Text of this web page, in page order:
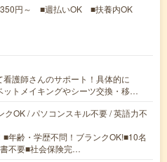
円～ ■週払いOK ■扶養内OK
護師さんのサポート！具体的に
ットメイキングやシーツ交換・移…
クOK / パソコンスキル不要 / 英語力不
年齢・学歴不問！ブランクOK!■10名
不要■社会保険完…